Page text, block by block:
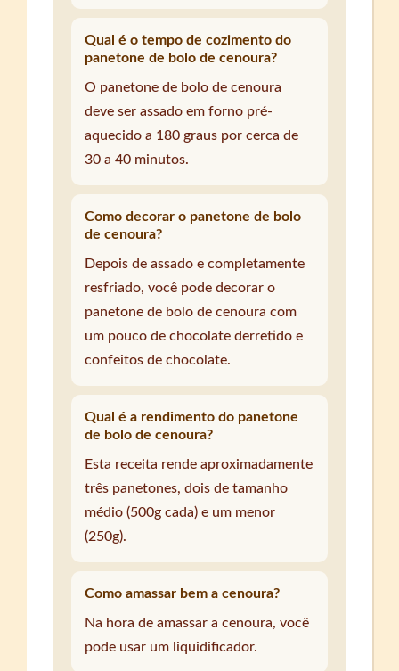
Qual é o tempo de cozimento do
panetone de bolo de cenoura?
O panetone de bolo de cenoura
deve ser assado em forno pré-
aquecido a 180 graus por cerca de
30 a 40 minutos.
Como decorar o panetone de bolo
de cenoura?
Depois de assado e completamente
resfriado, você pode decorar o
panetone de bolo de cenoura com
um pouco de chocolate derretido e
confeitos de chocolate.
Qual é a rendimento do panetone
de bolo de cenoura?
Esta receita rende aproximadamente
três panetones, dois de tamanho
médio (500g cada) e um menor
(250g).
Como amassar bem a cenoura?
Na hora de amassar a cenoura, você
pode usar um liquidificador.